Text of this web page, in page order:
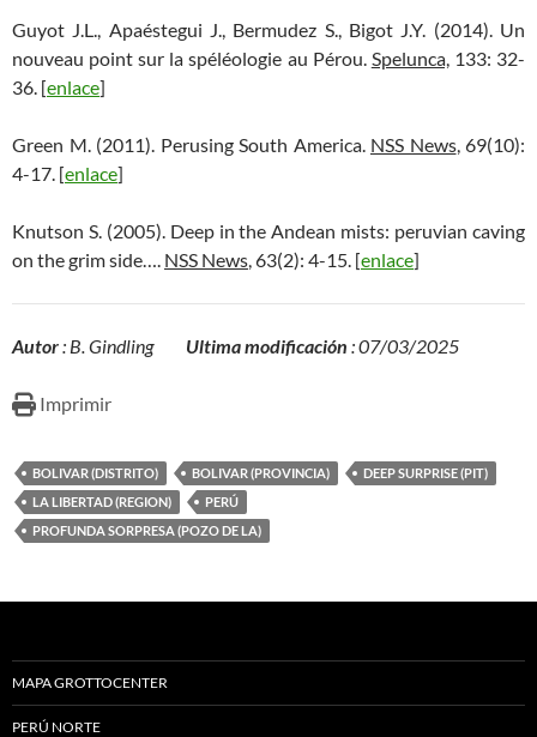
Guyot J.L., Apaéstegui J., Bermudez S., Bigot J.Y. (2014). Un
nouveau point sur la spéléologie au Pérou. Spelunca,133: 32-
36. [enlace]
Green M. (2011). Perusing South America. NSS News, 69(10):
4-17. [enlace]
Knutson S. (2005). Deep in the Andean mists: peruvian caving
on the grim side…. NSS News, 63(2): 4-15. [enlace]
Autor: B. Gindling Ultima modificación : 07/03/2025
Imprimir
BOLIVAR (DISTRITO) BOLIVAR (PROVINCIA)
DEEP SURPRISE (PIT)
LA LIBERTAD (REGION)
PERÚ
PROFUNDA SORPRESA (POZO DE LA)
MAPA GROTTOCENTER
PERÚ NORTE